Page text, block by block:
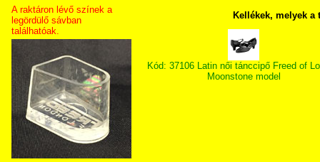
A raktáron lévő színek a
legördülő sávban
találhatóak.
Kellékek, melyek
Kód: 37106 Latin női tánccipő Freed of
Moonstone model